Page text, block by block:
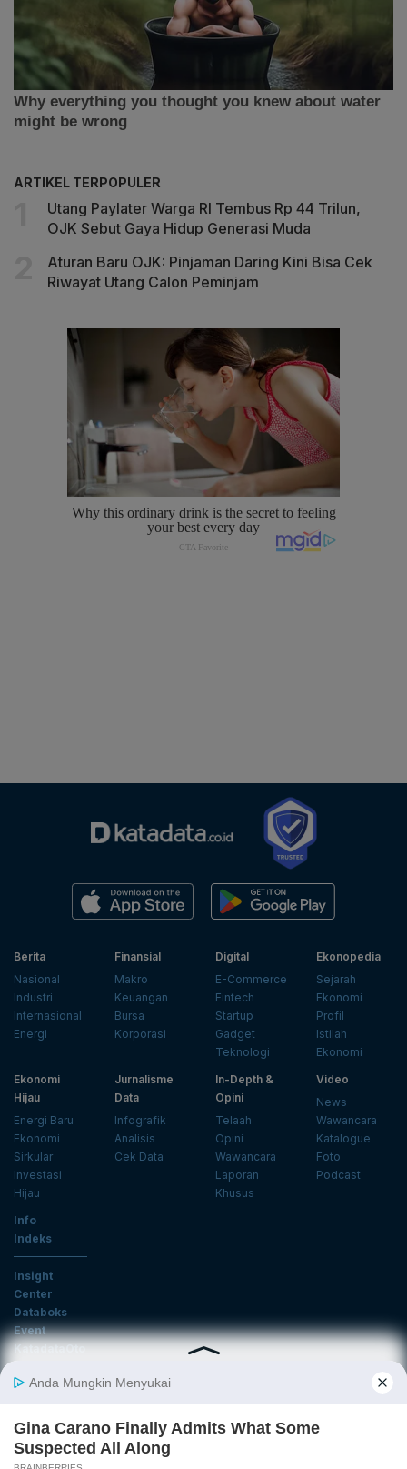
ARTIKEL TERPOPULER
Utang Paylater Warga RI Tembus Rp 44 Trilun,
OJK Sebut Gaya Hidup Generasi Muda
Aturan Baru OJK: Pinjaman Daring Kini Bisa Cek
Riwayat Utang Calon Peminjam
Berita
Nasional
Industri
Internasional
Energi
Finansial
Makro
Keuangan
Bursa
Korporasi
Digital
E-Commerce
Fintech
Startup
Gadget
Teknologi
Ekonopedia
Sejarah
Ekonomi
Profil
Istilah
Ekonomi
Ekonomi
Hijau
Energi Baru
Ekonomi
Sirkular
Investasi
Hijau
Jurnalisme
Data
Infografik
Analisis
Cek Data
In-Depth &
Opini
Telaah
Opini
Wawancara
Laporan
Khusus
Video
News
Wawancara
Katalogue
Foto
Podcast
Info
Indeks
Insight
Center
Databoks
Event
KatadataOto
Email